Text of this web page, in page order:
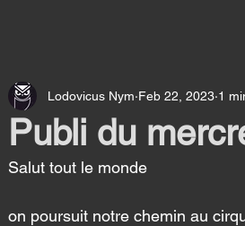
Publi du
Lodovicus Nym Feb 22, 2023 1
Salut tout le monde
on poursuit notre chemin au